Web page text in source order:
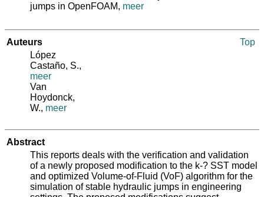
jumps in OpenFOAM, meer
Auteurs
Top
López
Castaño, S.,
meer
Van
Hoydonck,
W., meer
Abstract
This reports deals with the verification and validation
of a newly proposed modification to the k‐? SST model
and optimized Volume‐of‐Fluid (VoF) algorithm for the
simulation of stable hydraulic jumps in engineering